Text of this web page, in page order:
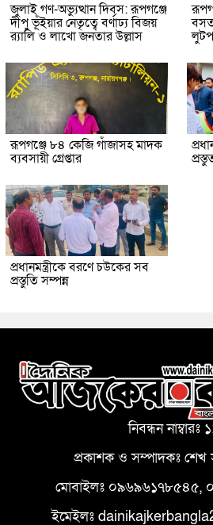
জুলাই গণ-অভ্যুত্থান দিবস: রূপগঞ্জে
দীপু ভূঁইয়ার নেতৃত্বে বর্ণাঢ্য বিজয়
র‌্যালি ও লাখো জনতার উল্লাস
রূপগঞ্জে ৮৪ কেজি গাঁজাসহ মাদক
ব্যবসায়ী গ্রেপ্তার
প্রধানমন্ত্রীকে বরণে চউকের সব
প্রস্তুতি সম্পন্ন
নিবন্ধন নাম্বারঃ
প্রকাশক ও সম্পাদকঃ
মোবাইলঃ ০৯৬৯৬১৭৮৫৪৫,
ইমেইলঃ